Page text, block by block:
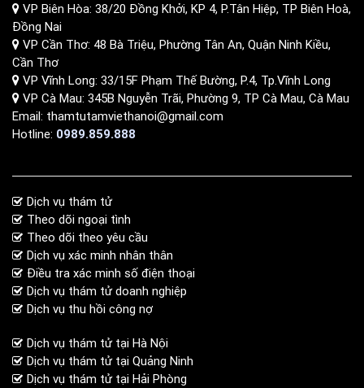
VP Biên Hòa: 38/20 Đồng Khởi, KP 4, P.Tân Hiệp, TP Biên Hoà,
Đồng Nai
VP Cần Thơ: 48 Bà Triệu, Phường Tân An, Quận Ninh Kiều,
Cần Thơ
VP Vĩnh Long: 33/15F Phạm Thế Bường, P.4, Tp.Vĩnh Long
VP Cà Mau: 345B Nguyễn Trãi, Phường 9, TP Cà Mau, Cà Mau
Email: thamtutamviethanoi@gmail.com
Hotline: 0989.859.888
Dịch vụ thám tử
Theo dõi ngoại tình
Theo dõi theo yêu cầu
Dịch vụ xác minh nhân thân
Điều tra xác minh số điện thoại
Dịch vụ thám tử doanh nghiệp
Dịch vụ thu hồi công nợ
Dịch vụ thám tử tại Hà Nội
Dịch vụ thám tử tại Quảng Ninh
Dịch vụ thám tử tại Hải Phòng